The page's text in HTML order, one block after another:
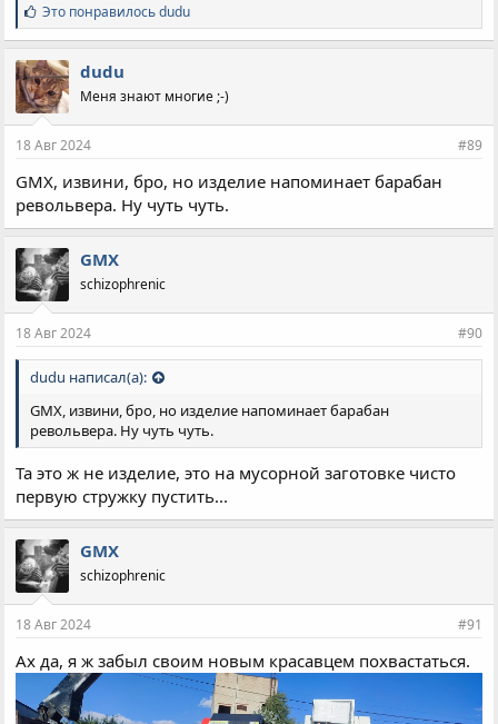
С
и
м
п
а
т
и
:
Это понравилосьdudu
dudu
Меня знают многие ;-)
18 Авг 2024 #89
GMX, извини, бро, но изделие напоминает барабан
револьвера. Ну чуть чуть.
GMX
schizophrenic
18 Авг 2024 #90
dudu написал(а):
GMX, извини, бро, но изделие напоминает барабан
револьвера. Ну чуть чуть.
Та это ж не изделие, это на мусорной заготовке чисто
первую стружку пустить...
GMX
schizophrenic
18 Авг 2024 #91
Ах да, я ж забыл своим новым красавцем похвастаться.